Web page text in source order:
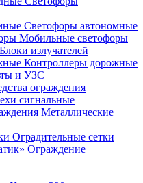
Светофоры автономные
Мобильные светофоры
Блоки излучателей
Контроллеры дорожные
и УЗС
ограждения
сигнальные
Металлические
Оградительные сетки
Ограждение